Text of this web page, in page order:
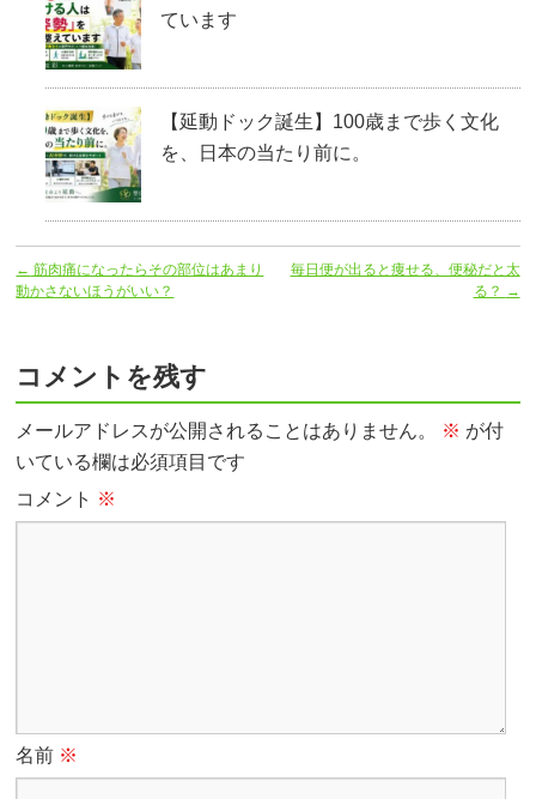
ています
【延動ドック誕生】100歳まで歩く文化
を、日本の当たり前に。
← 筋肉痛になったらその部位はあまり
動かさないほうがいい？
毎日便が出ると痩せる、便秘だと太
る？ →
コメントを残す
メールアドレスが公開されることはありません。 ※ が付
いている欄は必須項目です
コメント ※
名前 ※